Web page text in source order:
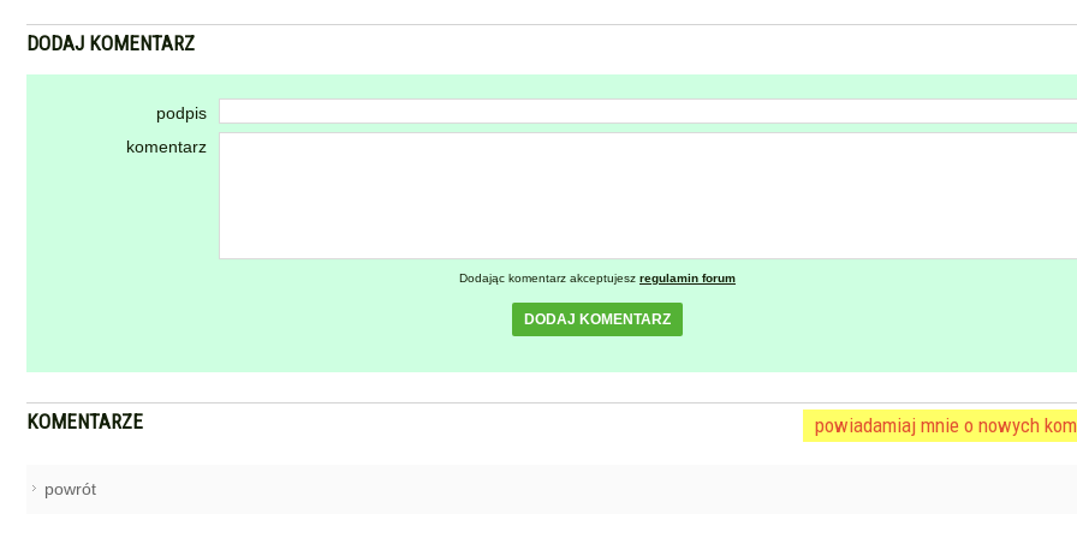
DODAJ KOMENTARZ
podpis
komentarz
Dodając komentarz akceptujesz regulamin forum
DODAJ KOMENTARZ
KOMENTARZE powiadamiaj mnie o nowych
powrót